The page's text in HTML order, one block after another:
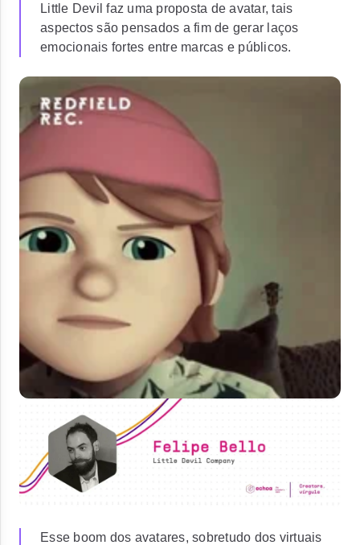
Little Devil faz uma proposta de avatar, tais
aspectos são pensados a fim de gerar laços
emocionais fortes entre marcas e públicos.
Esse boom dos avatares, sobretudo dos virtuais